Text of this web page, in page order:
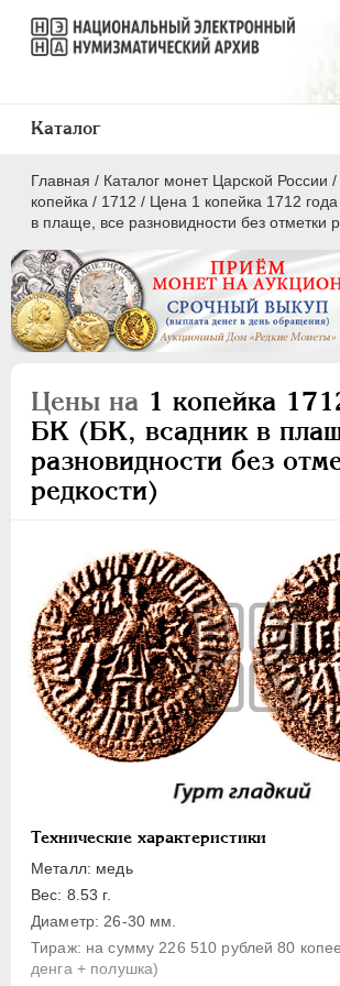
Главная / Каталог монет Царской России /
копейка / 1712 / Цена 1 копейка 1712
в плаще, все разновидности без отметки
Цены на 1 копейка
БК (БК, всадник в
разновидности без
редкости)
Технические характеристики
Металл: медь
Вес: 8.53 г.
Диаметр: 26-30 мм.
Тираж: на сумму 226 510 рублей 80
денга + полушка)
Каталог
ПEТР I 1699 - 1725
Серебро
Медь
5 копеек
1 копейка
Полушка
Полполушки
Пробные
Для Речи Посполитой
Монетовидные жетоны
ЕКАТЕРИНА I 1725-1727
АННА ИОАННОВНА 1730-1740
ИОАНН АНТОНОВИЧ 1740-1741
ЕЛИЗАВЕТА
ПЕТР III 1762-1762
ЕКАТЕРИНА II 1762-1796
ПАВЕЛ I 1796-1801